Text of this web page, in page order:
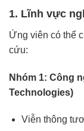
1. Lĩnh vực
Ứng viên có thể
cứu:
Nhóm 1: Công
Technologies)
Viễn thông